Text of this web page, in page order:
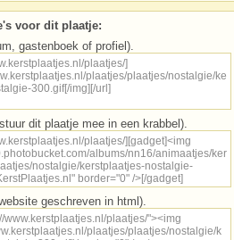
voor dit plaatje:
gastenboek of profiel).
dit plaatje mee in een krabbel).
geschreven in html).